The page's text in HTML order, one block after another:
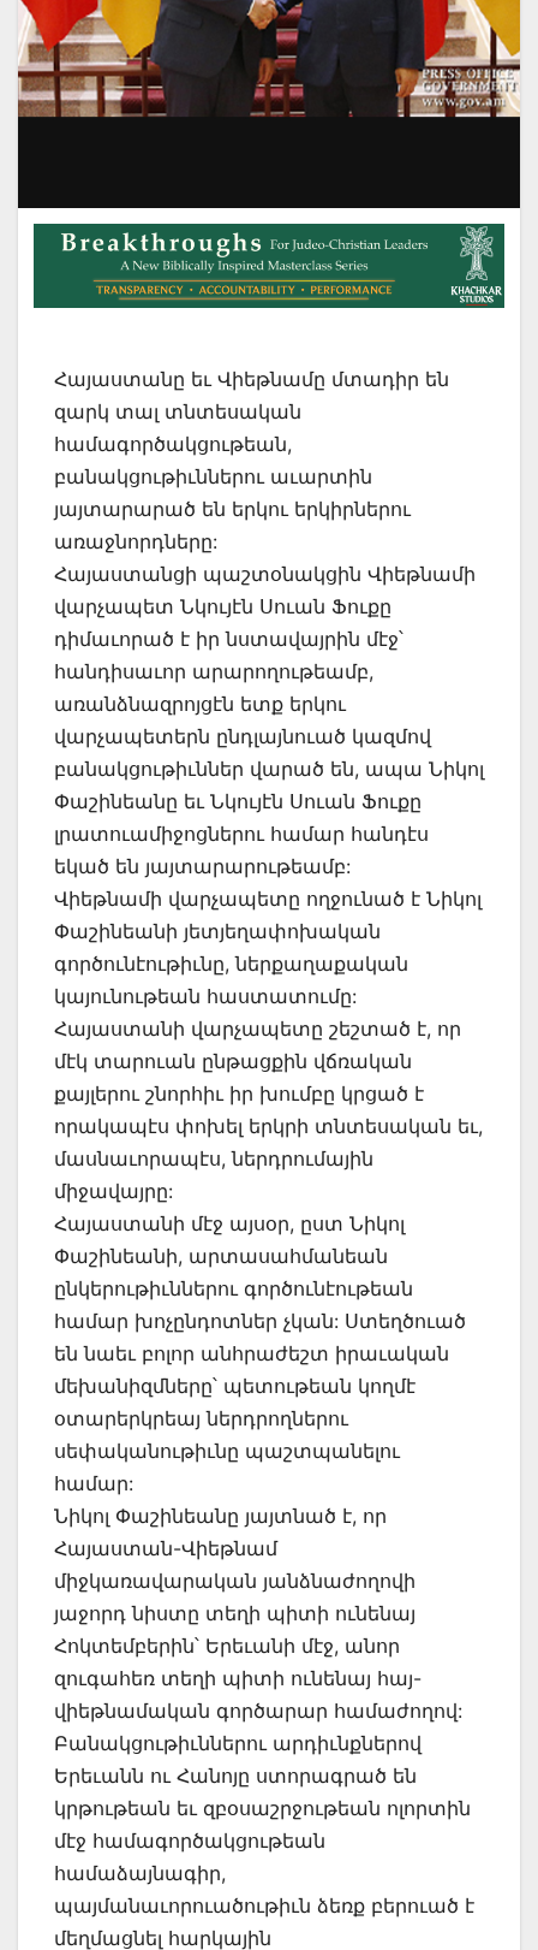
Հայաստանը եւ Վիեթնամը մտադիր են
զարկ տալ տնտեսական
համագործակցութեան,
բանակցութիւններու աւարտին
յայտարարած են երկու երկիրներու
առաջնորդները:
Հայաստանցի պաշտօնակցին Վիեթնամի
վարչապետ Նկույէն Սուան Ֆուքը
դիմաւորած է իր նստավայրին մէջ՝
հանդիսաւոր արարողութեամբ,
առանձնազրոյցէն ետք երկու
վարչապետերն ընդլայնուած կազմով
բանակցութիւններ վարած են, ապա Նիկոլ
Փաշինեանը եւ Նկույէն Սուան Ֆուքը
լրատուամիջոցներու համար հանդէս
եկած են յայտարարութեամբ:
Վիեթնամի վարչապետը ողջունած է Նիկոլ
Փաշինեանի յետյեղափոխական
գործունէութիւնը, ներքաղաքական
կայունութեան հաստատումը:
Հայաստանի վարչապետը շեշտած է, որ
մէկ տարուան ընթացքին վճռական
քայլերու շնորհիւ իր խումբը կրցած է
որակապէս փոխել երկրի տնտեսական եւ,
մասնաւորապէս, ներդրումային
միջավայրը:
Հայաստանի մէջ այսօր, ըստ Նիկոլ
Փաշինեանի, արտասահմանեան
ընկերութիւններու գործունէութեան
համար խոչընդոտներ չկան: Ստեղծուած
են նաեւ բոլոր անհրաժեշտ իրաւական
մեխանիզմները՝ պետութեան կողմէ
օտարերկրեայ ներդրողներու
սեփականութիւնը պաշտպանելու
համար:
Նիկոլ Փաշինեանը յայտնած է, որ
Հայաստան-Վիեթնամ
միջկառավարական յանձնաժողովի
յաջորդ նիստը տեղի պիտի ունենայ
Հոկտեմբերին՝ Երեւանի մէջ, անոր
զուգահեռ տեղի պիտի ունենայ հայ-
վիեթնամական գործարար համաժողով:
Բանակցութիւններու արդիւնքներով
Երեւանն ու Հանոյը ստորագրած են
կրթութեան եւ զբօսաշրջութեան ոլորտին
մէջ համագործակցութեան
համաձայնագիր,
պայմանաւորուածութիւն ձեռք բերուած է
մեղմացնել հարկային